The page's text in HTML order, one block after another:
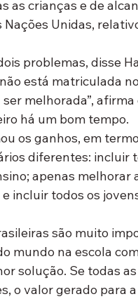
as crianças e de
Unidas,
problemas, disse
está matriculada
melhorada”,
há um bom tempo.
os ganhos, em
diferentes: incluir
apenas melhorar
incluir todos os
são muito
mundo na escola
solução. Se todas
o valor gerado para